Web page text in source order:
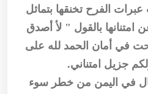
عبرات الفرح تخنقها بتماثل
امتنانها بالقول " لأ أصدق
في أمان الحمد لله على
جزيل امتناني.
في اليمن من خطر سوء